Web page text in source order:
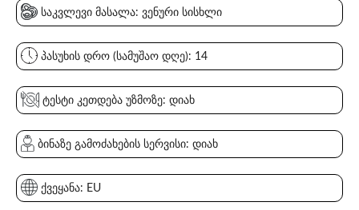
საკვლევი მასალა: ვენური სისხლი
პასუხის დრო (სამუშაო დღე): 14
ტესტი კეთდება უზმოზე: დიახ
ბინაზე გამოძახების სერვისი: დიახ
ქვეყანა: EU